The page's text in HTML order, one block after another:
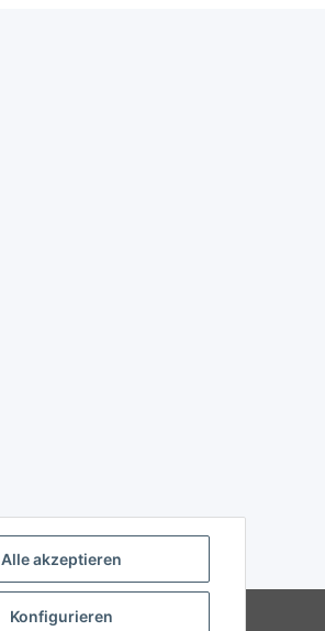
Alle akzeptieren
KonfigurierenPowered by